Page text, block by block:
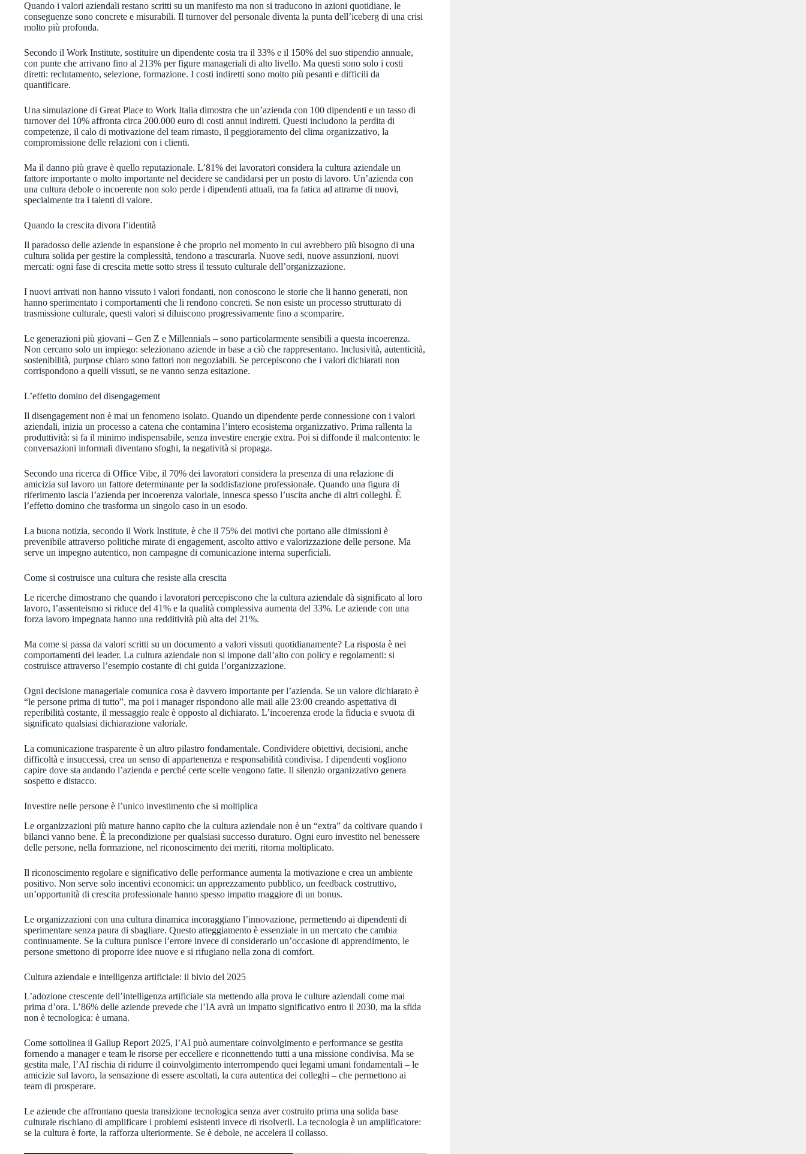
Quando i valori aziendali restano scritti su un manifesto ma non si traducono in azioni quotidiane, le
conseguenze sono concrete e misurabili. Il turnover del personale diventa la punta dell’iceberg di una crisi
molto più profonda.
Secondo il Work Institute, sostituire un dipendente costa tra il 33% e il 150% del suo stipendio annuale,
con punte che arrivano fino al 213% per figure manageriali di alto livello. Ma questi sono solo i costi
diretti: reclutamento, selezione, formazione. I costi indiretti sono molto più pesanti e difficili da
quantificare.
Una simulazione di Great Place to Work Italia dimostra che un’azienda con 100 dipendenti e un tasso di
turnover del 10% affronta circa 200.000 euro di costi annui indiretti. Questi includono la perdita di
competenze, il calo di motivazione del team rimasto, il peggioramento del clima organizzativo, la
compromissione delle relazioni con i clienti.
Ma il danno più grave è quello reputazionale. L’81% dei lavoratori considera la cultura aziendale un
fattore importante o molto importante nel decidere se candidarsi per un posto di lavoro. Un’azienda con
una cultura debole o incoerente non solo perde i dipendenti attuali, ma fa fatica ad attrarne di nuovi,
specialmente tra i talenti di valore.
Quando la crescita divora l’identità
Il paradosso delle aziende in espansione è che proprio nel momento in cui avrebbero più bisogno di una
cultura solida per gestire la complessità, tendono a trascurarla. Nuove sedi, nuove assunzioni, nuovi
mercati: ogni fase di crescita mette sotto stress il tessuto culturale dell’organizzazione.
I nuovi arrivati non hanno vissuto i valori fondanti, non conoscono le storie che li hanno generati, non
hanno sperimentato i comportamenti che li rendono concreti. Se non esiste un processo strutturato di
trasmissione culturale, questi valori si diluiscono progressivamente fino a scomparire.
Le generazioni più giovani – Gen Z e Millennials – sono particolarmente sensibili a questa incoerenza.
Non cercano solo un impiego: selezionano aziende in base a ciò che rappresentano. Inclusività, autenticità,
sostenibilità, purpose chiaro sono fattori non negoziabili. Se percepiscono che i valori dichiarati non
corrispondono a quelli vissuti, se ne vanno senza esitazione.
L’effetto domino del disengagement
Il disengagement non è mai un fenomeno isolato. Quando un dipendente perde connessione con i valori
aziendali, inizia un processo a catena che contamina l’intero ecosistema organizzativo. Prima rallenta la
produttività: si fa il minimo indispensabile, senza investire energie extra. Poi si diffonde il malcontento: le
conversazioni informali diventano sfoghi, la negatività si propaga.
Secondo una ricerca di Office Vibe, il 70% dei lavoratori considera la presenza di una relazione di
amicizia sul lavoro un fattore determinante per la soddisfazione professionale. Quando una figura di
riferimento lascia l’azienda per incoerenza valoriale, innesca spesso l’uscita anche di altri colleghi. È
l’effetto domino che trasforma un singolo caso in un esodo.
La buona notizia, secondo il Work Institute, è che il 75% dei motivi che portano alle dimissioni è
prevenibile attraverso politiche mirate di engagement, ascolto attivo e valorizzazione delle persone. Ma
serve un impegno autentico, non campagne di comunicazione interna superficiali.
Come si costruisce una cultura che resiste alla crescita
Le ricerche dimostrano che quando i lavoratori percepiscono che la cultura aziendale dà significato al loro
lavoro, l’assenteismo si riduce del 41% e la qualità complessiva aumenta del 33%. Le aziende con una
forza lavoro impegnata hanno una redditività più alta del 21%.
Ma come si passa da valori scritti su un documento a valori vissuti quotidianamente? La risposta è nei
comportamenti dei leader. La cultura aziendale non si impone dall’alto con policy e regolamenti: si
costruisce attraverso l’esempio costante di chi guida l’organizzazione.
Ogni decisione manageriale comunica cosa è davvero importante per l’azienda. Se un valore dichiarato è
“le persone prima di tutto”, ma poi i manager rispondono alle mail alle 23:00 creando aspettativa di
reperibilità costante, il messaggio reale è opposto al dichiarato. L’incoerenza erode la fiducia e svuota di
significato qualsiasi dichiarazione valoriale.
La comunicazione trasparente è un altro pilastro fondamentale. Condividere obiettivi, decisioni, anche
difficoltà e insuccessi, crea un senso di appartenenza e responsabilità condivisa. I dipendenti vogliono
capire dove sta andando l’azienda e perché certe scelte vengono fatte. Il silenzio organizzativo genera
sospetto e distacco.
Investire nelle persone è l’unico investimento che si moltiplica
Le organizzazioni più mature hanno capito che la cultura aziendale non è un “extra” da coltivare quando i
bilanci vanno bene. È la precondizione per qualsiasi successo duraturo. Ogni euro investito nel benessere
delle persone, nella formazione, nel riconoscimento dei meriti, ritorna moltiplicato.
Il riconoscimento regolare e significativo delle performance aumenta la motivazione e crea un ambiente
positivo. Non serve solo incentivi economici: un apprezzamento pubblico, un feedback costruttivo,
un’opportunità di crescita professionale hanno spesso impatto maggiore di un bonus.
Le organizzazioni con una cultura dinamica incoraggiano l’innovazione, permettendo ai dipendenti di
sperimentare senza paura di sbagliare. Questo atteggiamento è essenziale in un mercato che cambia
continuamente. Se la cultura punisce l’errore invece di considerarlo un’occasione di apprendimento, le
persone smettono di proporre idee nuove e si rifugiano nella zona di comfort.
Cultura aziendale e intelligenza artificiale: il bivio del 2025
L’adozione crescente dell’intelligenza artificiale sta mettendo alla prova le culture aziendali come mai
prima d’ora. L’86% delle aziende prevede che l’IA avrà un impatto significativo entro il 2030, ma la sfida
non è tecnologica: è umana.
Come sottolinea il Gallup Report 2025, l’AI può aumentare coinvolgimento e performance se gestita
fornendo a manager e team le risorse per eccellere e riconnettendo tutti a una missione condivisa. Ma se
gestita male, l’AI rischia di ridurre il coinvolgimento interrompendo quei legami umani fondamentali – le
amicizie sul lavoro, la sensazione di essere ascoltati, la cura autentica dei colleghi – che permettono ai
team di prosperare.
Le aziende che affrontano questa transizione tecnologica senza aver costruito prima una solida base
culturale rischiano di amplificare i problemi esistenti invece di risolverli. La tecnologia è un amplificatore:
se la cultura è forte, la rafforza ulteriormente. Se è debole, ne accelera il collasso.